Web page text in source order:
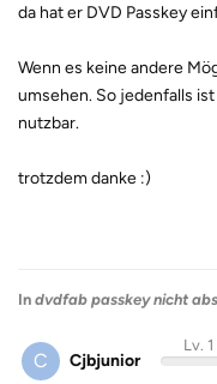
da hat er DVD Passkey
Wenn es keine andere
umsehen. So jedenfalls
nutzbar.
trotzdem danke :)
In dvdfab passkey nicht
C Cjbjunior
Lv. 1